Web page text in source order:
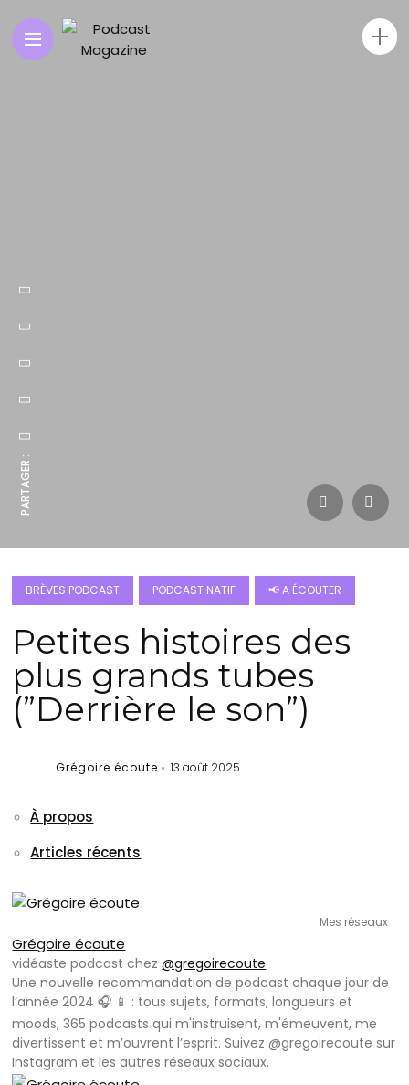
PARTAGER :
BRÈVES PODCAST PODCAST NATIF 📢 A ÉCOUTER
Petites histoires des
plus grands tubes
(”Derrière le son”)
Grégoire écoute 13 août 2025
À propos
Articles récents
Mes réseaux
Grégoire écoute
vidéaste podcast chez@gregoirecoute
Une nouvelle recommandation de podcast chaque jour de
l’année 2024 🎧 📱 : tous sujets, formats, longueurs et
moods, 365 podcasts qui m'instruisent, m'émeuvent, me
divertissent et m’ouvrent l’esprit. Suivez @gregoirecoute sur
Instagram et les autres réseaux sociaux.